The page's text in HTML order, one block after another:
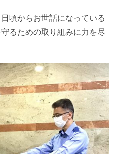
頃からお世話になっている
るための取り組みに力を尽